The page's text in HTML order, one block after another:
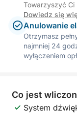
Towarzyszyć Ci
Dowiedz się
Anulowanie
Otrzymasz
najmniej 24
wyłączeniem
Co jest
System